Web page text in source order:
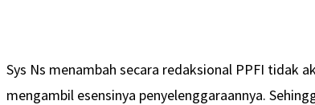
Sys Ns menambah secara redaksional PPFI tidak
mengambil esensinya penyelenggaraannya.